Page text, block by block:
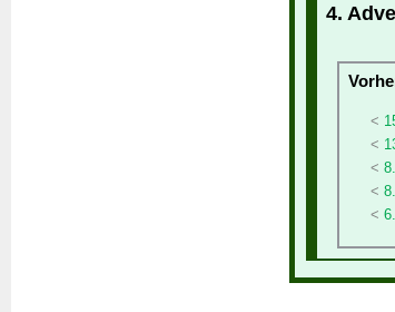
4.